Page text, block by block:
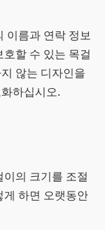
이름과 연락 정보
할 수 있는 목걸
않는 디자인을
하십시오.
의 크기를 조절
게 하면 오랫동안